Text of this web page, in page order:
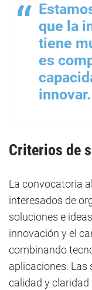
que la
tiene
es
innovar.
Criterios de
La convocatoria
interesados de
soluciones e
innovación y el
combinando
aplicaciones. Las
calidad y claridad